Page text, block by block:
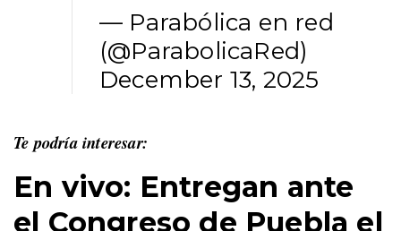
— Parabólica en red
(@ParabolicaRed)
December 13, 2025
Te podría interesar:
En vivo: Entregan ante
el Congreso de Puebla el